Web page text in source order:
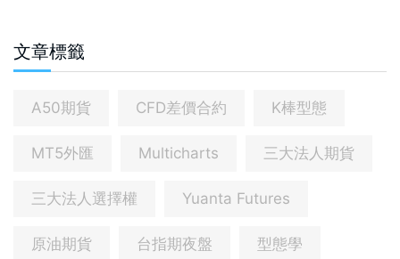
文章標籤
A50期貨 CFD差價合約 K棒型態
MT5外匯 Multicharts 三大法人期貨
三大法人選擇權 Yuanta Futures
原油期貨 台指期夜盤 型態學